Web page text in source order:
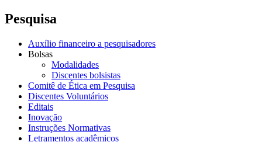
Pesquisa
Auxílio financeiro a pesquisadores
Bolsas
Modalidades
Discentes bolsistas
Comitê de Ética em Pesquisa
Discentes Voluntários
Editais
Inovação
Instruções Normativas
Letramentos acadêmicos